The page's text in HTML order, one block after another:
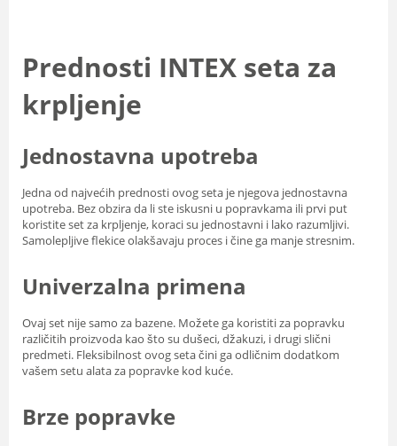
Prednosti INTEX seta za
krpljenje
Jednostavna upotreba
Jedna od najvećih prednosti ovog seta je njegova jednostavna
upotreba. Bez obzira da li ste iskusni u popravkama ili prvi put
koristite set za krpljenje, koraci su jednostavni i lako razumljivi.
Samolepljive flekice olakšavaju proces i čine ga manje stresnim.
Univerzalna primena
Ovaj set nije samo za bazene. Možete ga koristiti za popravku
različitih proizvoda kao što su dušeci, džakuzi, i drugi slični
predmeti. Fleksibilnost ovog seta čini ga odličnim dodatkom
vašem setu alata za popravke kod kuće.
Brze popravke